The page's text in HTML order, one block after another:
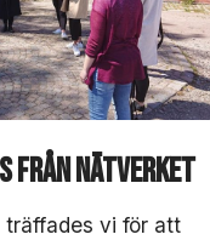
från nätverket
träffades vi för att
.
D
e
b
e
ö
s